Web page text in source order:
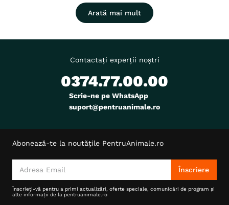
Adult (Sterilizat)
Sistem Articular
TRM Pet
Arată mai mult
Contactați experții noștri
0374.77.00.00
Scrie-ne pe WhatsApp
suport@pentruanimale.ro
Abonează-te la noutățile PentruAnimale.ro
Înscriere
Înscrieți-vă pentru a primi actualizări, oferte speciale, comunicări de program și
alte informații de la pentruanimale.ro